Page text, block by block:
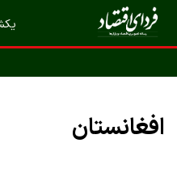
یکشنبه
افغانستان